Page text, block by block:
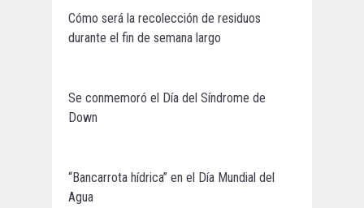
Cómo será la recolección de residuos
durante el fin de semana largo
Se conmemoró el Día del Síndrome de
Down
“Bancarrota hídrica” en el Día Mundial del
Agua